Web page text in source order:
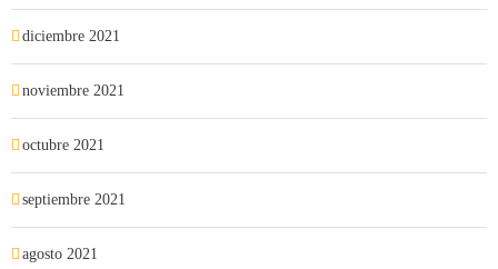
diciembre 2021
noviembre 2021
octubre 2021
septiembre 2021
agosto 2021